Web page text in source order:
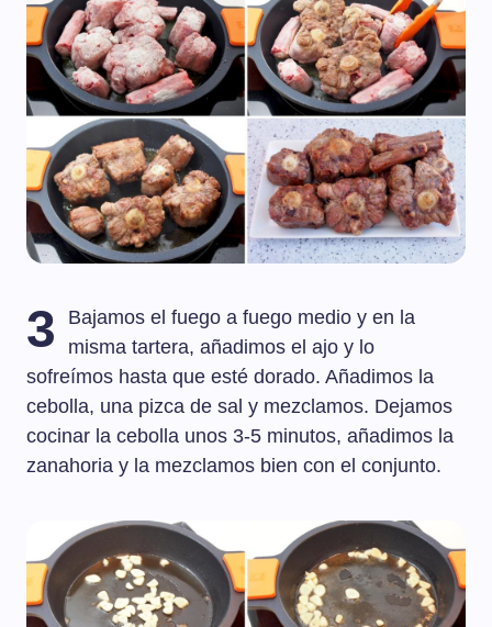
3
Bajamos el fuego a fuego medio y en la
misma tartera, añadimos el ajo y lo
sofreímos hasta que esté dorado. Añadimos la
cebolla, una pizca de sal y mezclamos. Dejamos
cocinar la cebolla unos 3-5 minutos, añadimos la
zanahoria y la mezclamos bien con el conjunto.